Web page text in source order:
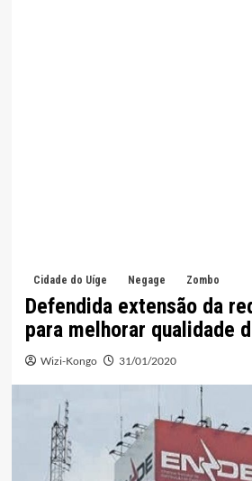
Cidade do Uíge Negage Zombo
Defendida extensão da
para melhorar qualidade
Wizi-Kongo 31/01/2020